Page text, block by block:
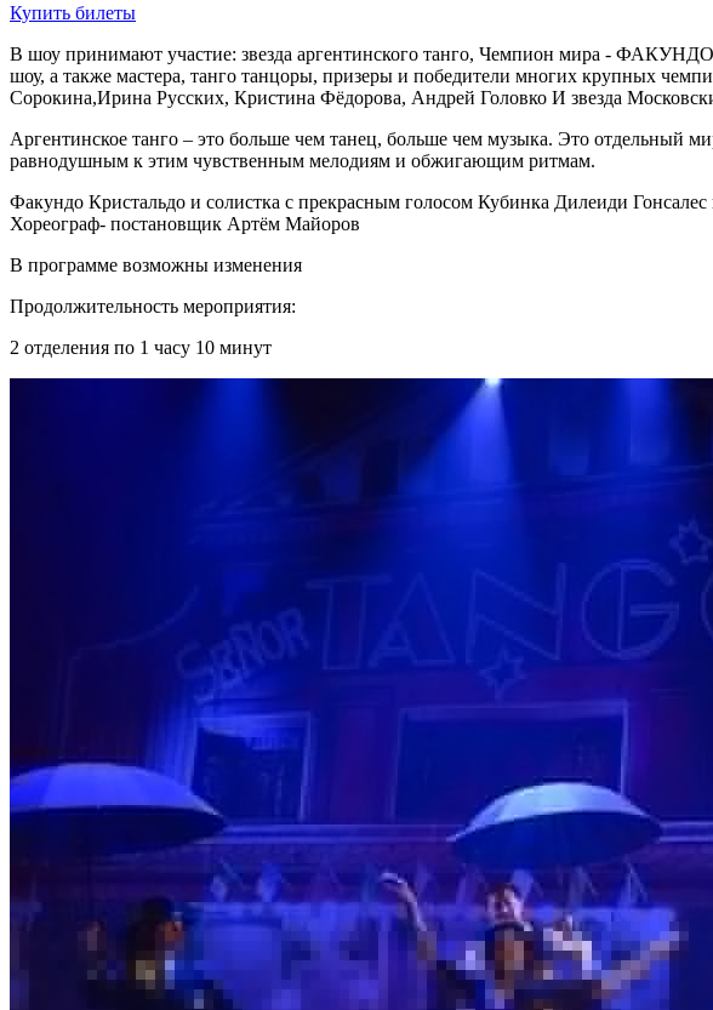
Купить билеты
В шоу принимают участие: звезда аргентинского танго, Чемпион мира -
шоу, а также мастера, танго танцоры, призеры и победители многих крупных
Сорокина,Ирина Русских, Кристина Фёдорова, Андрей Головко И звезда
Аргентинское танго – это больше чем танец, больше чем музыка. Это отдельный
равнодушным к этим чувственным мелодиям и обжигающим ритмам.
Факундо Кристальдо и солистка с прекрасным голосом Кубинка Дилеиди
Хореограф- постановщик Артём Майоров
В программе возможны изменения
Продолжительность мероприятия:
2 отделения по 1 часу 10 минут